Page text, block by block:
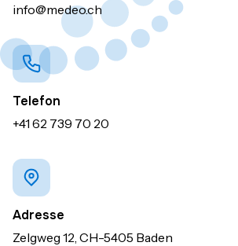
info@medeo.ch
Telefon
+41 62 739 70 20
Adresse
Zelgweg 12, CH-5405 Baden